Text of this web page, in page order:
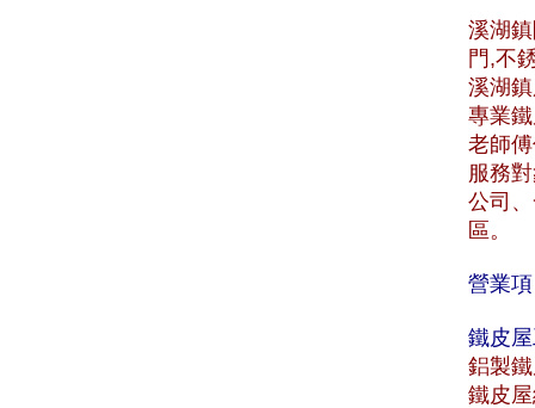
溪湖
門,不
溪湖
專業
老師
服務
公司
區。
營業
鐵皮
鋁製
鐵皮